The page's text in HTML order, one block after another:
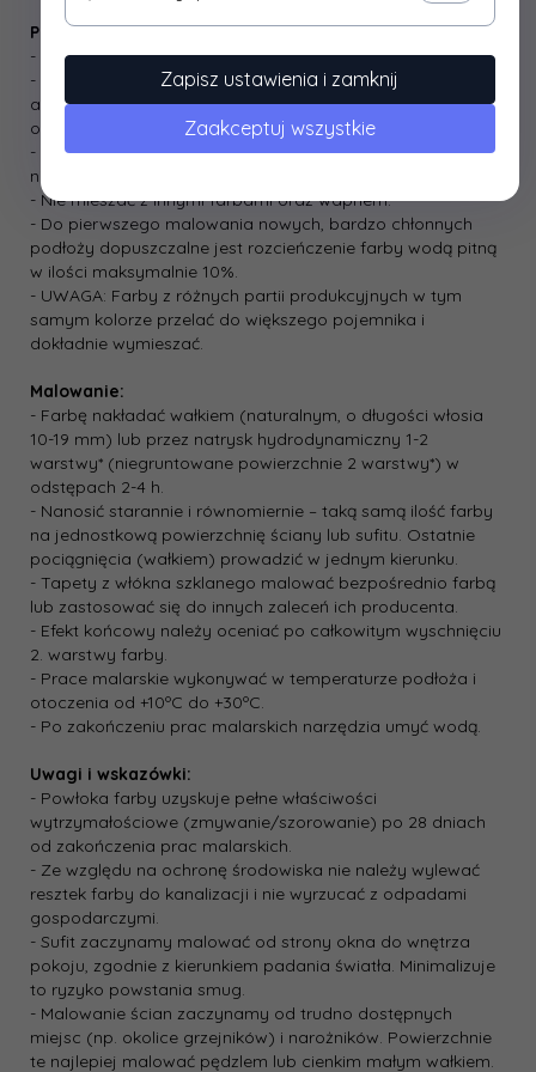
Przygotowanie wyrobu:
- Farbę przed malowaniem dokładnie wymieszać
- W przypadku kilku opakowań farby tego samego koloru,
ale z różnych partii produkcyjnych ­ wymieszać w większym
opakowaniu zbiorczym
- Na zagruntowane podłoże nakładać farbę
nierozcieńczoną.
- Nie mieszać z innymi farbami oraz wapnem.
- Do pierwszego malowania nowych, bardzo chłonnych
podłoży dopuszczalne jest rozcieńczenie farby wodą pitną
w ilości maksymalnie 10%.
- UWAGA: Farby z różnych partii produkcyjnych w tym
samym kolorze przelać do większego pojemnika i
dokładnie wymieszać.
Malowanie:
- Farbę nakładać wałkiem (naturalnym, o długości włosia
10-­19 mm) lub przez natrysk hydrodynamiczny 1-­2
warstwy* (niegruntowane powierzchnie 2 warstwy*) w
odstępach 2-­4 h.
- Nanosić starannie i równomiernie – taką samą ilość farby
na jednostkową powierzchnię ściany lub sufitu. Ostatnie
pociągnięcia (wałkiem) prowadzić w jednym kierunku.
- Tapety z włókna szklanego malować bezpośrednio farbą
lub zastosować się do innych zaleceń ich producenta.
- Efekt końcowy należy oceniać po całkowitym wyschnięciu
2. warstwy farby.
- Prace malarskie wykonywać w temperaturze podłoża i
otoczenia od +10ºC do +30ºC.
- Po zakończeniu prac malarskich narzędzia umyć wodą.
Uwagi i wskazówki:
- Powłoka farby uzyskuje pełne właściwości
wytrzymałościowe (zmywanie/szorowanie) po 28 dniach
od zakończenia prac malarskich.
- Ze względu na ochronę środowiska nie należy wylewać
resztek farby do kanalizacji i nie wyrzucać z odpadami
gospodarczymi.
- Sufit zaczynamy malować od strony okna do wnętrza
pokoju, zgodnie z kierunkiem padania światła. Minimalizuje
to ryzyko powstania smug.
- Malowanie ścian zaczynamy od trudno dostępnych
miejsc (np. okolice grzejników) i narożników. Powierzchnie
te najlepiej malować pędzlem lub cienkim małym wałkiem.
Zapisz ustawienia i zamknij
Zaakceptuj wszystkie